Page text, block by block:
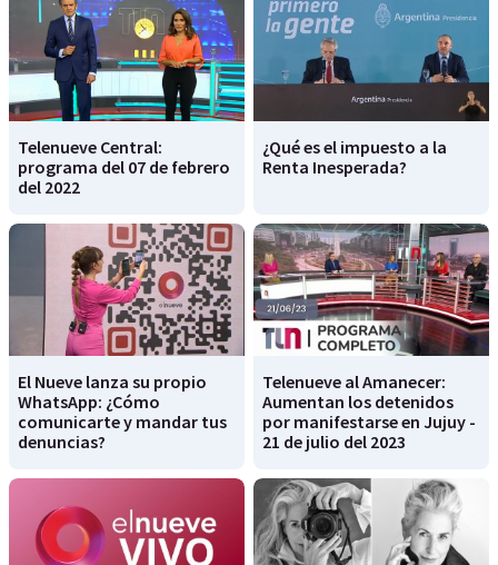
Telenueve Central:
programa del 07 de febrero
del 2022
¿Qué es el impuesto a la
Renta Inesperada?
El Nueve lanza su propio
WhatsApp: ¿Cómo
comunicarte y mandar tus
denuncias?
Telenueve al Amanecer:
Aumentan los detenidos
por manifestarse en Jujuy -
21 de julio del 2023